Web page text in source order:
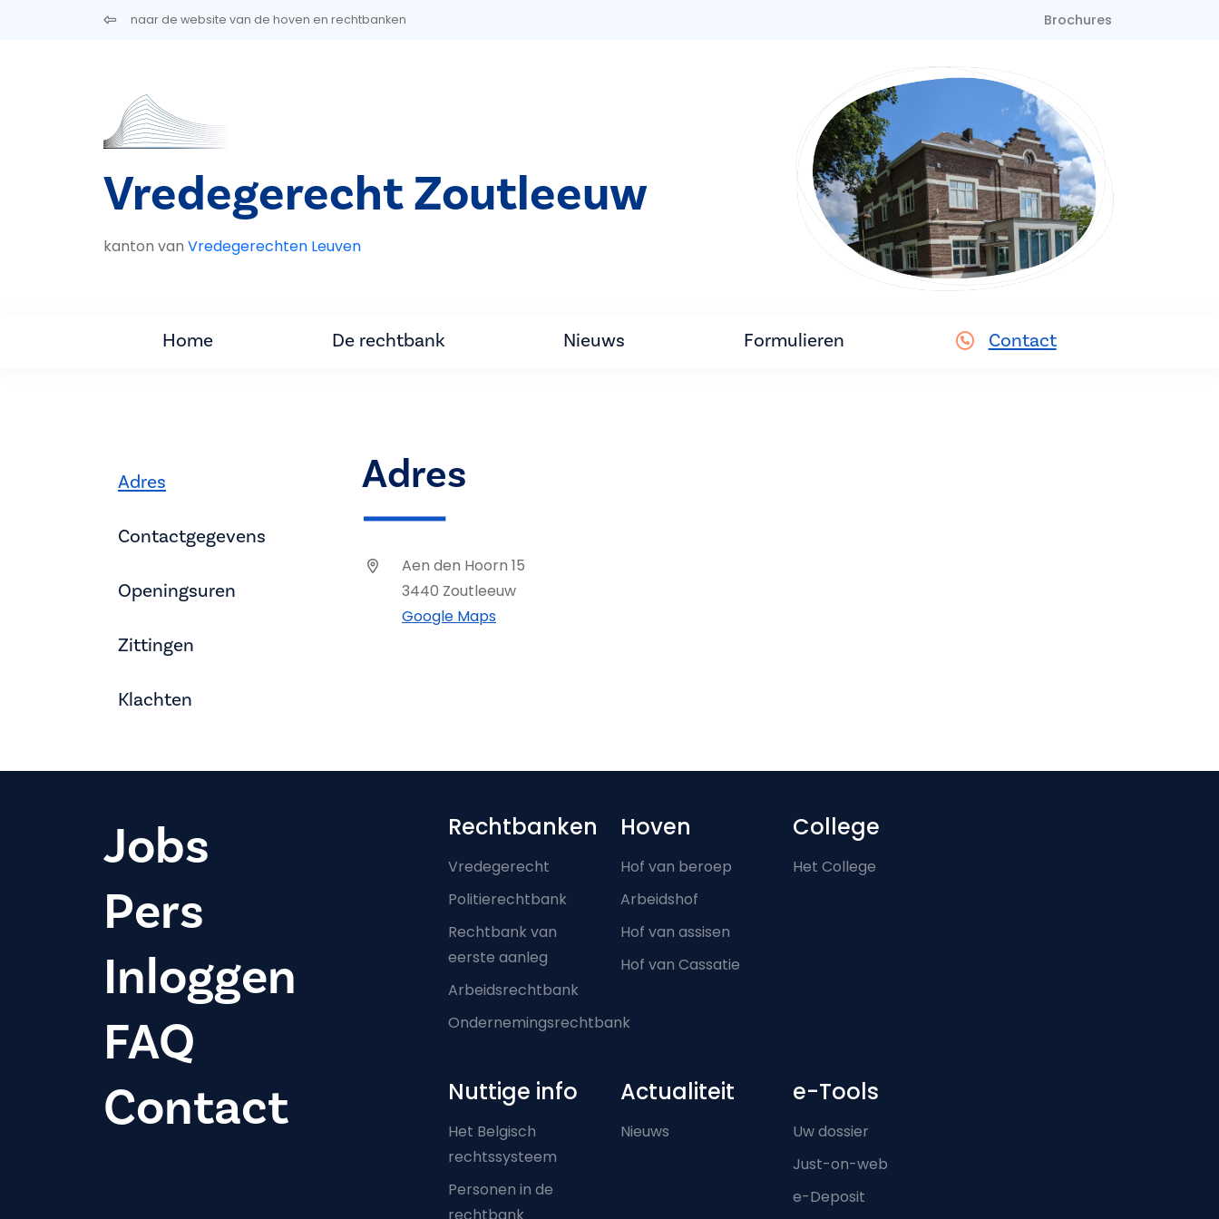
Overslaan en naar de inhoud gaannaar de website van de hoven en rechtbanken Brochures
Vredegerecht Zoutleeuw
kanton van Vredegerechten Leuven
Home De rechtbank Nieuws Formulieren Contact
Adres
Contactgegevens
Openingsuren
Zittingen
Klachten
Adres
Aen den Hoorn 15
3440 Zoutleeuw
Google Maps
Jobs
Pers
Inloggen
FAQ
Contact
Footer-menu
Rechtbanken
Vredegerecht
Politierechtbank
Rechtbank van
eerste aanleg
Arbeidsrechtbank
Ondernemingsrechtbank
Hoven
Hof van beroep
Arbeidshof
Hof van assisen
Hof van Cassatie
College
Het College
Nuttige info
Het Belgisch
rechtssysteem
Personen in de
Actualiteit
Nieuws
e-Tools
Uw dossier
Just-on-web
e-Deposit